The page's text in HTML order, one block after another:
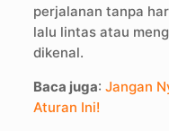
perjalanan tanpa
lalu lintas atau
dikenal.
Baca juga: Jangan
Aturan Ini!